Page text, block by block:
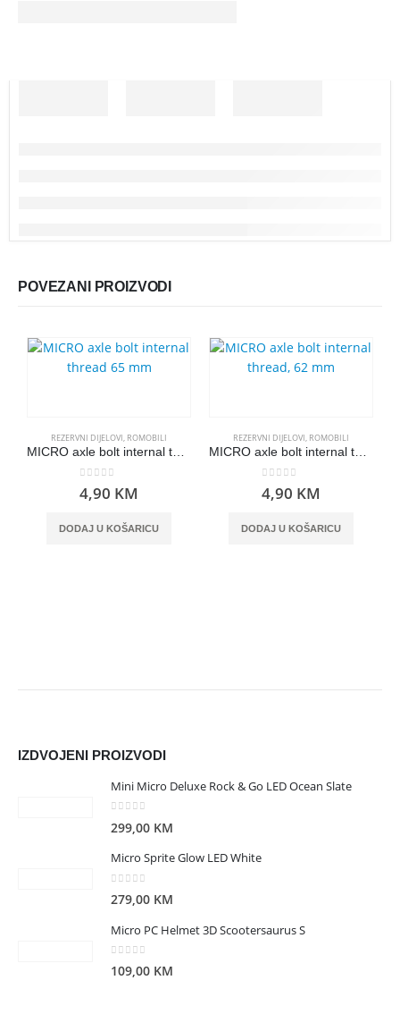
POVEZANI PROIZVODI
REZERVNI DIJELOVI, ROMOBILI
MICRO axle bolt internal thread 65 mm
0out of 5
4,90 KM
DODAJ U KOŠARICU
REZERVNI DIJELOVI, ROMOBILI
MICRO axle bolt internal thread, 62 mm
0out of 5
4,90 KM
DODAJ U KOŠARICU
IZDVOJENI PROIZVODI
Mini Micro Deluxe Rock & Go LED Ocean Slate
299,00 KM
Micro Sprite Glow LED White
279,00 KM
Micro PC Helmet 3D Scootersaurus S
0 out of 5
109,00 KM